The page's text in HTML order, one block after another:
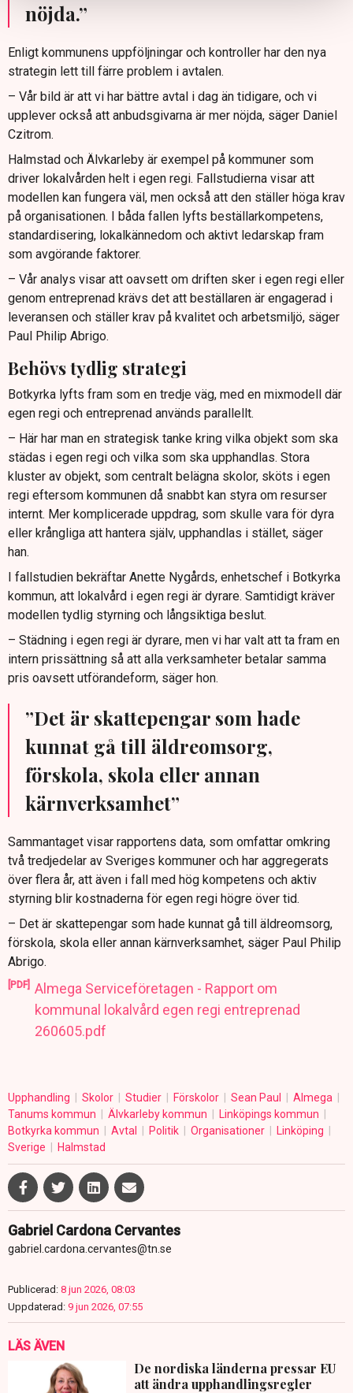
nöjda.”
Enligt kommunens uppföljningar och kontroller har den nya
strategin lett till färre problem i avtalen.
– Vår bild är att vi har bättre avtal i dag än tidigare, och vi
upplever också att anbudsgivarna är mer nöjda, säger Daniel
Czitrom.
Halmstad och Älvkarleby är exempel på kommuner som
driver lokalvården helt i egen regi. Fallstudierna visar att
modellen kan fungera väl, men också att den ställer höga krav
på organisationen. I båda fallen lyfts beställarkompetens,
standardisering, lokalkännedom och aktivt ledarskap fram
som avgörande faktorer.
– Vår analys visar att oavsett om driften sker i egen regi eller
genom entreprenad krävs det att beställaren är engagerad i
leveransen och ställer krav på kvalitet och arbetsmiljö, säger
Paul Philip Abrigo.
Behövs tydlig strategi
Botkyrka lyfts fram som en tredje väg, med en mixmodell där
egen regi och entreprenad används parallellt.
– Här har man en strategisk tanke kring vilka objekt som ska
städas i egen regi och vilka som ska upphandlas. Stora
kluster av objekt, som centralt belägna skolor, sköts i egen
regi eftersom kommunen då snabbt kan styra om resurser
internt. Mer komplicerade uppdrag, som skulle vara för dyra
eller krångliga att hantera själv, upphandlas i stället, säger
han.
I fallstudien bekräftar Anette Nygårds, enhetschef i Botkyrka
kommun, att lokalvård i egen regi är dyrare. Samtidigt kräver
modellen tydlig styrning och långsiktiga beslut.
– Städning i egen regi är dyrare, men vi har valt att ta fram en
intern prissättning så att alla verksamheter betalar samma
pris oavsett utförandeform, säger hon.
”Det är skattepengar som hade
kunnat gå till äldreomsorg,
förskola, skola eller annan
kärnverksamhet”
Sammantaget visar rapportens data, som omfattar omkring
två tredjedelar av Sveriges kommuner och har aggregerats
över flera år, att även i fall med hög kompetens och aktiv
styrning blir kostnaderna för egen regi högre över tid.
– Det är skattepengar som hade kunnat gå till äldreomsorg,
förskola, skola eller annan kärnverksamhet, säger Paul Philip
Abrigo.
[PDF] Almega Serviceföretagen - Rapport om
kommunal lokalvård egen regi entreprenad
260605.pdf
Upphandling Skolor Studier Förskolor Sean Paul
Almega
Tanums kommun
Älvkarleby kommun
Linköpings kommun
Botkyrka kommun
Avtal Politik Organisationer
Linköping
Sverige
Halmstad
Gabriel Cardona Cervantes
gabriel.cardona.cervantes@tn.se
Publicerad: 8 jun 2026, 08:03
Uppdaterad: 9 jun 2026, 07:55
LÄS ÄVEN
De nordiska länderna pressar EU
att ändra upphandlingsregler